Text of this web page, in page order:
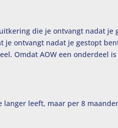
die je ontvangt nadat
ontvangt nadat je gestopt
Omdat AOW een onderdeel
leeft, maar per 8